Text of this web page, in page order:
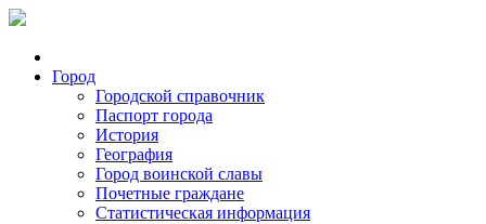
Город
Городской справочник
Паспорт города
История
География
Город воинской славы
Почетные граждане
Статистическая информация